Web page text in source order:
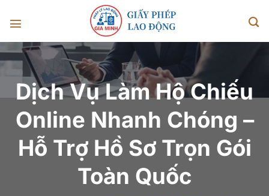
đến
nội
dung
Dịch Vụ Làm Hộ Chiếu
Online Nhanh Chóng –
Hỗ Trợ Hồ Sơ Trọn Gói
Toàn Quốc